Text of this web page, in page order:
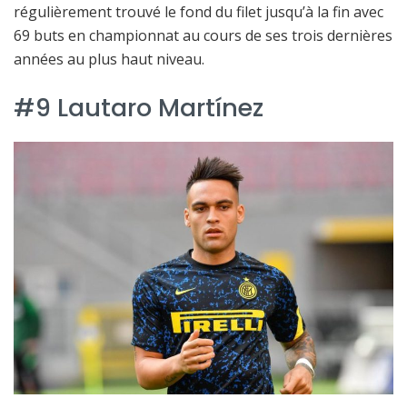
régulièrement trouvé le fond du filet jusqu’à la fin avec
69 buts en championnat au cours de ses trois dernières
années au plus haut niveau.
#9 Lautaro Martínez